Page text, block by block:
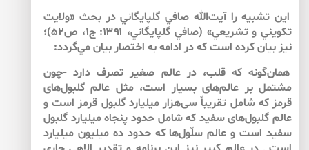
اين تشبيه را آيت‌الله صافي گلپايگاني در بحث «ولايت
تكويني و تشريعي» (صافي گلپايگاني، ۱۳۹۱: ج۱، ص۵۲)؛
نيز بيان كرده است كه در ادامه به اختصار بيان مي‌گردد:
همان‌گونه كه قلب، در عالم صغير تصرف دارد -چون
مشتمل بر عالم‌هاى بسيار است، مثل عالم گلبول‌هاى
قرمز كه شامل تقريباً سى‌هزار ميليارد گلبول قرمز است و
عالم گلبول‌هاى سفيد كه شامل حدود پنجاه ميليارد گلبول
سفيد است‌ و عالم سلّول‌ها كه حدود ده‌ ميليون ميليارد